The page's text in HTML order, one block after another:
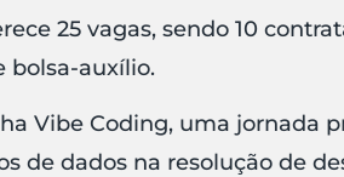
25 vagas, sendo 10
bolsa-auxílio.
Vibe Coding, uma jornada
de dados na resolução de